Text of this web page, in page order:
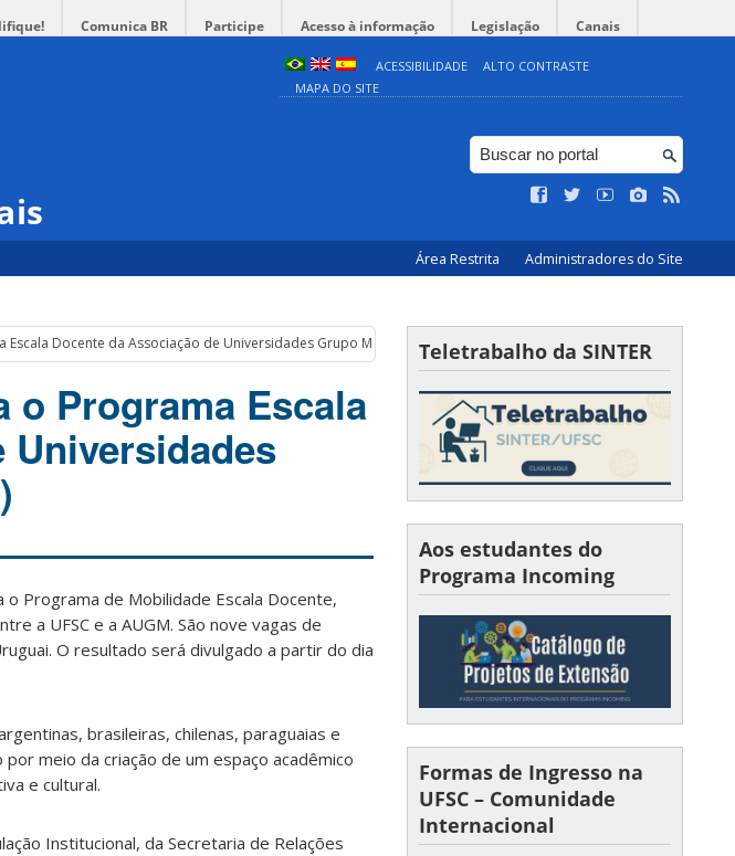
Comunica BR Participe Acesso à informação Legislação Canais
ACESSIBILIDADE
ALTO CONTRASTE
MAPA DO SITE
Área Restrita Administradores do Site
Docente da Associação de Universidades Grupo Montevideo (AUGM)
Programa Escala
Universidades
Programa de Mobilidade Escala Docente,
a UFSC e a AUGM. São nove vagas de
O resultado será divulgado a partir do dia
brasileiras, chilenas, paraguaias e
meio da criação de um espaço acadêmico
e cultural.
Institucional, da Secretaria de Relações
Teletrabalho da SINTER
Aos estudantes do
Programa Incoming
Formas de Ingresso na
UFSC – Comunidade
Internacional